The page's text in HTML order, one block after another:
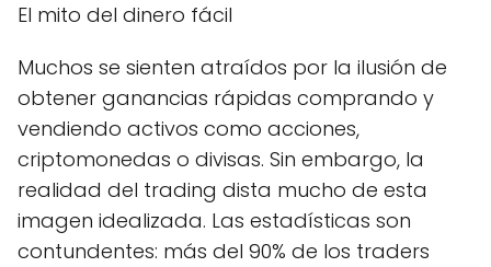
El mito del dinero fácil
Muchos se sienten atraídos por la ilusión de
obtener ganancias rápidas comprando y
vendiendo activos como acciones,
criptomonedas o divisas. Sin embargo, la
realidad del trading dista mucho de esta
imagen idealizada. Las estadísticas son
contundentes: más del 90% de los traders